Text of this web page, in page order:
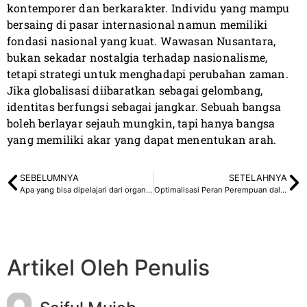
kontemporer dan berkarakter. Individu yang mampu
bersaing di pasar internasional namun memiliki
fondasi nasional yang kuat. Wawasan Nusantara,
bukan sekadar nostalgia terhadap nasionalisme,
tetapi strategi untuk menghadapi perubahan zaman.
Jika globalisasi diibaratkan sebagai gelombang,
identitas berfungsi sebagai jangkar. Sebuah bangsa
boleh berlayar sejauh mungkin, tapi hanya bangsa
yang memiliki akar yang dapat menentukan arah.
SEBELUMNYA
Apa yang bisa dipelajari dari organisasi Himpunan Mahasiswa Islam (HMI) sebagai organisasi yang melahirkan banyak pejabat, namun saat ini mengalami krisis moral
SETELAHNYA
Optimalisasi Peran Perempuan dalam Ranah Politik dan Pembangunan Bangsa Indonesia
Artikel Oleh Penulis